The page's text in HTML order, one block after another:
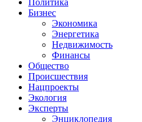
Политика
Бизнес
Экономика
Энергетика
Недвижимость
Финансы
Общество
Происшествия
Нацпроекты
Экология
Эксперты
Энциклопедия